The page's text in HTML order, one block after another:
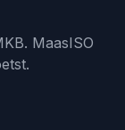
MaasISO